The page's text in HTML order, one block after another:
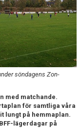
söndagens Zon-
med matchande.
för samtliga våra
lungt på hemmaplan.
lägerdagar på